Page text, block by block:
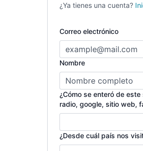
¿Ya tienes una cuenta?
Correo electrónico
Nombre
¿Cómo se enteró de
radio, google, sitio web,
¿Desde cuál país nos